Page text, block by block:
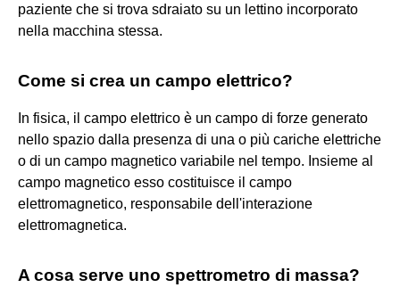
paziente che si trova sdraiato su un lettino incorporato
nella macchina stessa.
Come si crea un campo elettrico?
In fisica, il campo elettrico è un campo di forze generato
nello spazio dalla presenza di una o più cariche elettriche
o di un campo magnetico variabile nel tempo. Insieme al
campo magnetico esso costituisce il campo
elettromagnetico, responsabile dell'interazione
elettromagnetica.
A cosa serve uno spettrometro di massa?